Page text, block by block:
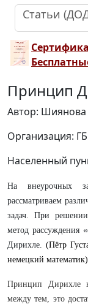
Статьи
Принцип
Автор:
Организация:
Населенный
На внеурочных
рассматриваем
задач.При решении
метод рассуждения
Дирихле. (Пётр
немецкий
Принцип Дирихле
между тем, это